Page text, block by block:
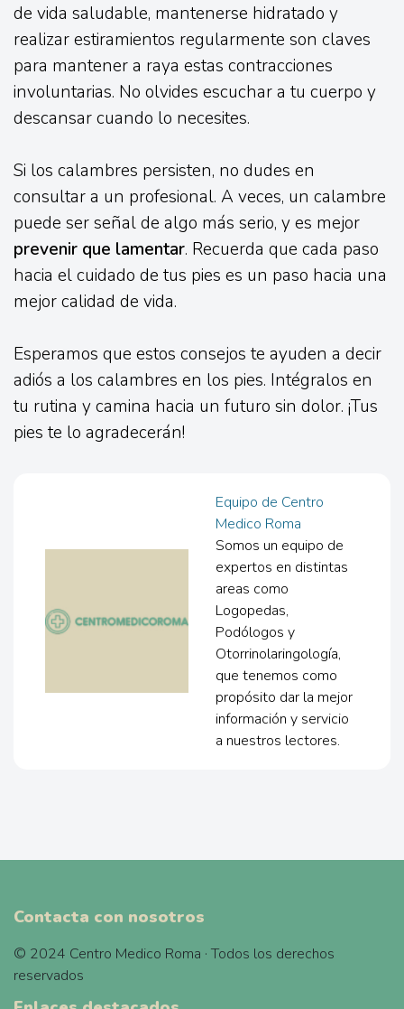
de vida saludable, mantenerse hidratado y
realizar estiramientos regularmente son claves
para mantener a raya estas contracciones
involuntarias. No olvides escuchar a tu cuerpo y
descansar cuando lo necesites.
Si los calambres persisten, no dudes en
consultar a un profesional. A veces, un calambre
puede ser señal de algo más serio, y es mejor
prevenir que lamentar. Recuerda que cada paso
hacia el cuidado de tus pies es un paso hacia una
mejor calidad de vida.
Esperamos que estos consejos te ayuden a decir
adiós a los calambres en los pies. Intégralos en
tu rutina y camina hacia un futuro sin dolor. ¡Tus
pies te lo agradecerán!
Equipo de Centro
Medico Roma
Somos un equipo de
expertos en distintas
areas como
Logopedas,
Podólogos y
Otorrinolaringología,
que tenemos como
propósito dar la mejor
información y servicio
a nuestros lectores.
Contacta con nosotros
© 2024 Centro Medico Roma · Todos los derechos
reservados